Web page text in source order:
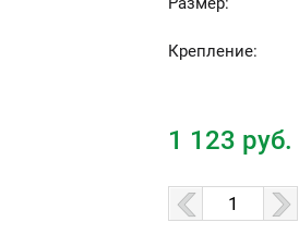
Крепление:
1 123 руб.